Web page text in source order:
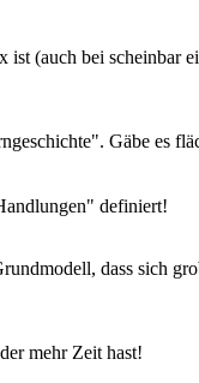
ist (auch bei
Gäbe es
definiert!
dass sich
mehr Zeit hast!